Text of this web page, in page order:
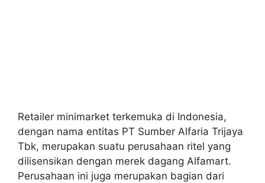
Retailer minimarket terkemuka di Indonesia,
dengan nama entitas PT Sumber Alfaria Trijaya
Tbk, merupakan suatu perusahaan ritel yang
dilisensikan dengan merek dagang Alfamart.
Perusahaan ini juga merupakan bagian dari